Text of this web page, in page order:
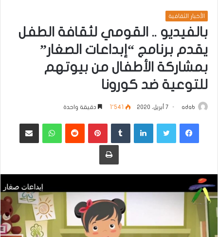
الأخبار الثقافية
بالفيديو .. القومي لثقافة الطفل
يقدم برنامج “إبداعات الصغار”
بمشاركة الأطفال من بيوتهم
للتوعية ضد كورونا
adab 7 أبريل، 2020 1٬541 دقيقة واحدة
فيسبوكتويتر لينكدإن ‏Tumblr بينتيريست
‏Reddit واتساب مشاركة عبر البريد
طباعة